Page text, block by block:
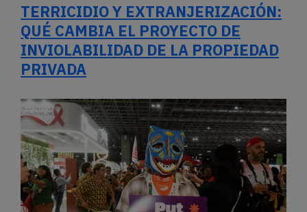
TERRICIDIO Y EXTRANJERIZACIÓN:
QUÉ CAMBIA EL PROYECTO DE
INVIOLABILIDAD DE LA PROPIEDAD
PRIVADA